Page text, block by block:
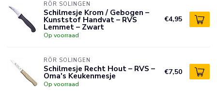
RÖR SOLINGEN
Schilmesje Krom / Gebogen –
Kunststof Handvat – RVS
Lemmet – Zwart
Op voorraad
€4,95
RÖR SOLINGEN
Schilmesje Recht Hout – RVS –
Oma's Keukenmesje
Op voorraad
€7,50